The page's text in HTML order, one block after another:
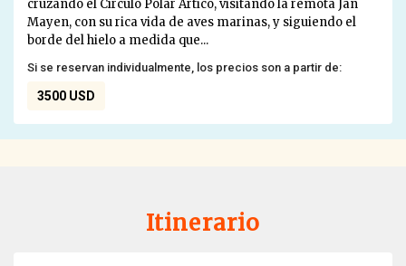
cruzando el Círculo Polar Ártico, visitando la remota Jan
Mayen, con su rica vida de aves marinas, y siguiendo el
borde del hielo a medida que...
Si se reservan individualmente, los precios son a partir de:
3500 USD
Itinerario